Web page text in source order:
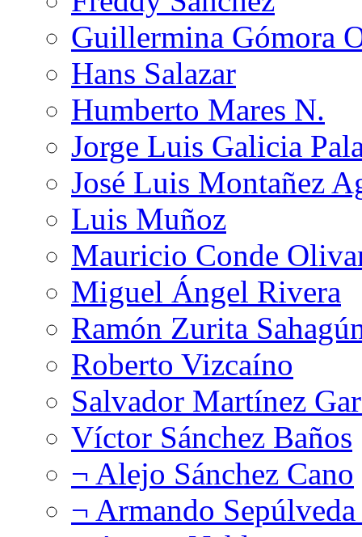
Guillermina Gómora
Hans Salazar
Humberto Mares N.
Jorge Luis Galicia
José Luis Montañez
Luis Muñoz
Mauricio Conde
Miguel Ángel Rivera
Ramón Zurita
Roberto Vizcaíno
Salvador Martínez
Víctor Sánchez Baños
¬ Alejo Sánchez Cano
¬ Armando